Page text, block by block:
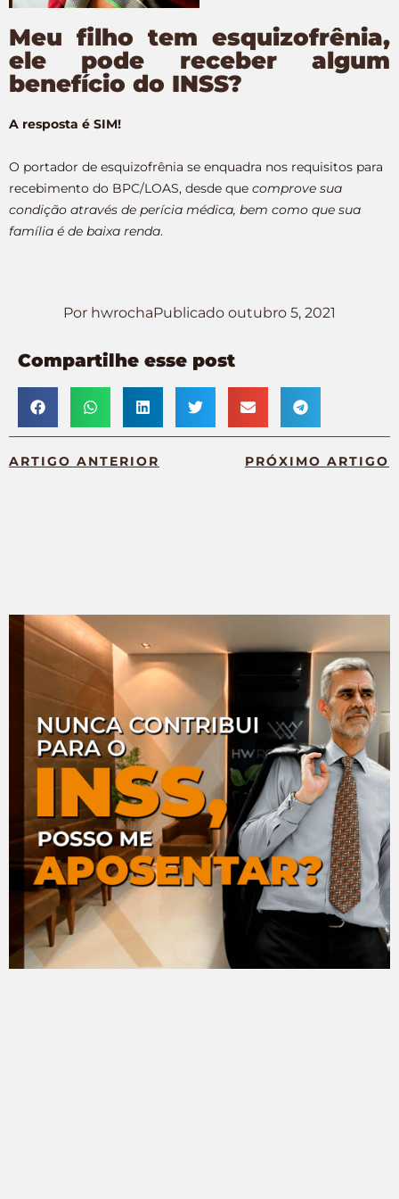
Meu filho tem esquizofrênia,
ele pode receber algum
benefício do INSS?
A resposta é SIM!
O portador de esquizofrênia se enquadra nos requisitos para
recebimento do BPC/LOAS, desde que comprove sua
condição através de perícia médica, bem como que sua
família é de baixa renda.
Por hwrochaPublicado outubro 5, 2021
Compartilhe esse post
ARTIGO ANTERIOR PRÓXIMO ARTIGO